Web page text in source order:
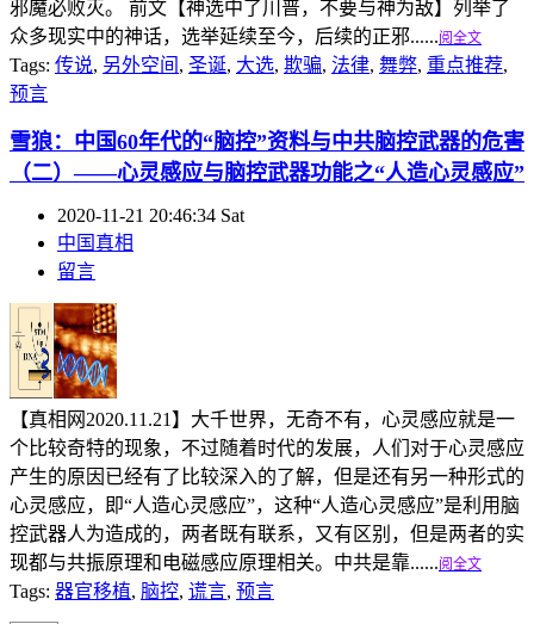
邪魔必败灭。 前文【神选中了川普，不要与神为敌】列举了
众多现实中的神话，选举延续至今，后续的正邪......阅全文
Tags: 传说, 另外空间 , 圣诞, 大选, 欺骗, 法律, 舞弊, 重点推荐,
预言
雪狼：中国60年代的“脑控”资料与中共脑控武器的危害
（二）——心灵感应与脑控武器功能之“人造心灵感应”
2020-11-21 20:46:34 Sat
中国真相
留言
【真相网2020.11.21】大千世界，无奇不有，心灵感应就是一
个比较奇特的现象，不过随着时代的发展，人们对于心灵感应
产生的原因已经有了比较深入的了解，但是还有另一种形式的
心灵感应，即“人造心灵感应”，这种“人造心灵感应”是利用脑
控武器人为造成的，两者既有联系，又有区别，但是两者的实
现都与共振原理和电磁感应原理相关。中共是靠......阅全文
Tags: 器官移植, 脑控, 谎言, 预言